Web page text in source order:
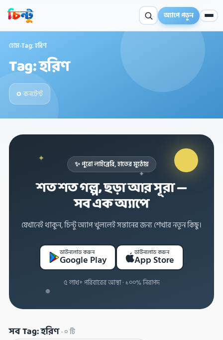
অ্যাপে পড়ুন
হোম›Tag: হরিণ
Tag: হরিণ
০ কনটেন্ট
✦
✦
✦
✨ পুরো লাইব্রেরি, হাতের মুঠোয়
শত শত গল্প, ছড়া আর সূরা —
সব এক অ্যাপে
যেখানেই থাকুন, চিন্টু অ্যাপ খুললেই সন্তানের জন্য শেখার নতুন কিছু।
ডাউনলোড করুন
Google Play
ডাউনলোড করুন
App Store
৫ লাখ+ পরিবারের আস্থা · ১০০% নিরাপদ
সব Tag: হরিণ·০টি